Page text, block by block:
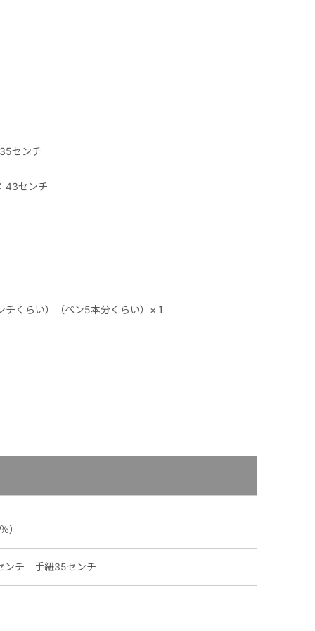
センチ
43センチ
くらい）（ペン5本分くらい）×１
）
ンチ 手紐35センチ